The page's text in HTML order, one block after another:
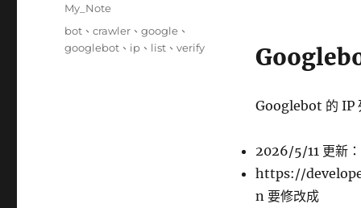
Googlebot 的 IP
2026/5/11 更新
https://
n 要修改成
日
期:
分
類
My_Note
標
籤
bot 、crawler 、google 、
googlebot 、 ip 、 list 、verify